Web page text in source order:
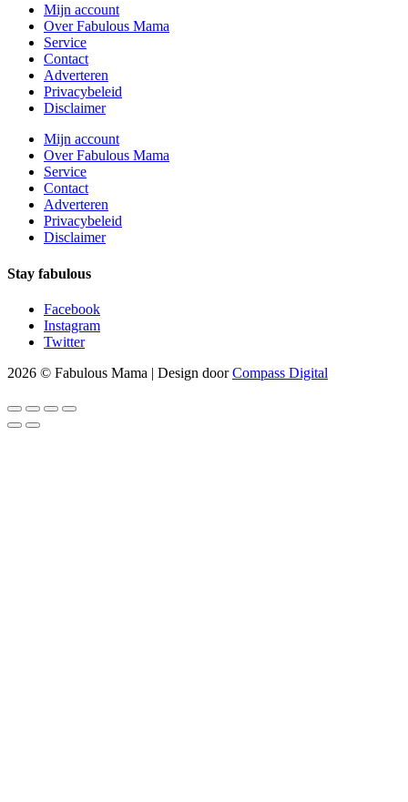
Mijn account
Over Fabulous Mama
Service
Contact
Adverteren
Privacybeleid
Disclaimer
Mijn account
Over Fabulous Mama
Service
Contact
Adverteren
Privacybeleid
Disclaimer
Stay fabulous
Facebook
Instagram
Twitter
2026 © Fabulous Mama | Design doorCompass Digital